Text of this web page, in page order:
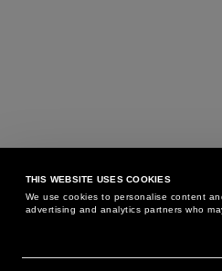
THIS WEBSITE USES COOKIES
We use cookies to personalise content
advertising and analytics partners who